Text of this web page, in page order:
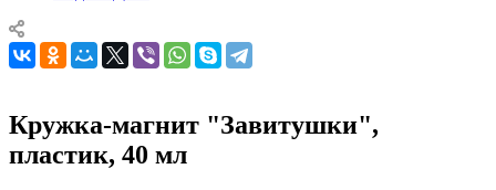
Кружка-магнит "Завитушки",
пластик, 40 мл